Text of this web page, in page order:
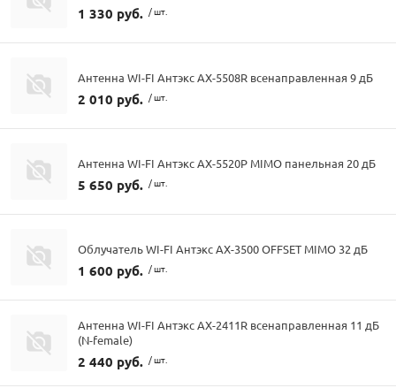
1 330 руб. / шт.
Антенна WI-FI Антэкс AX-5508R всенаправленная 9 дБ
2 010 руб. / шт.
Антенна WI-FI Антэкс AX-5520P MIMO панельная 20 дБ
5 650 руб. / шт.
Облучатель WI-FI Антэкс AX-3500 OFFSET MIMO 32 дБ
1 600 руб. / шт.
Антенна WI-FI Антэкс AX-2411R всенаправленная 11 дБ
(N-female)
2 440 руб. / шт.